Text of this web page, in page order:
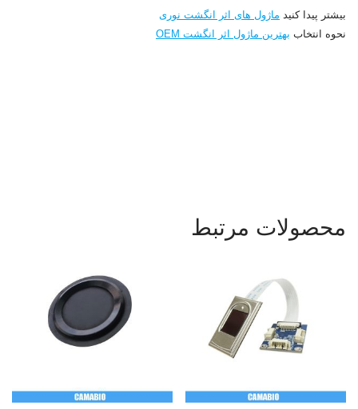
بیشتر پیدا کنید ماژول های اثر انگشت نوری
نحوه انتخاب بهترین ماژول اثر انگشت OEM
محصولات مرتبط